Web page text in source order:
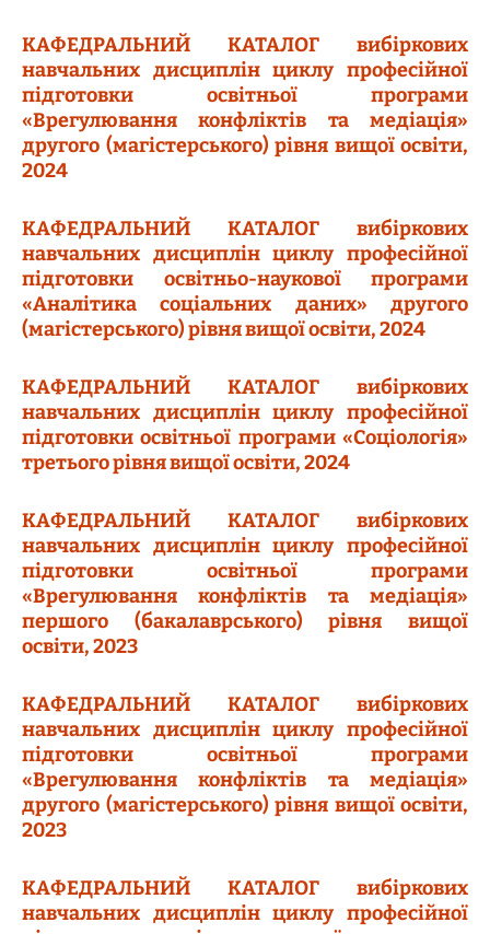
КАФЕДРАЛЬНИЙ КАТАЛОГ вибіркових
навчальних дисциплін циклу професійної
підготовки освітньої програми
«Врегулювання конфліктів та медіація»
другого (магістерського) рівня вищої освіти,
2024
КАФЕДРАЛЬНИЙ КАТАЛОГ вибіркових
навчальних дисциплін циклу професійної
підготовки освітньо-наукової програми
«Аналітика соціальних даних» другого
(магістерського) рівня вищої освіти, 2024
КАФЕДРАЛЬНИЙ КАТАЛОГ вибіркових
навчальних дисциплін циклу професійної
підготовки освітньої програми «Соціологія»
третього рівня вищої освіти, 2024
КАФЕДРАЛЬНИЙ КАТАЛОГ вибіркових
навчальних дисциплін циклу професійної
підготовки освітньої програми
«Врегулювання конфліктів та медіація»
першого (бакалаврського) рівня вищої
освіти, 2023
КАФЕДРАЛЬНИЙ КАТАЛОГ вибіркових
навчальних дисциплін циклу професійної
підготовки освітньої програми
«Врегулювання конфліктів та медіація»
другого (магістерського) рівня вищої освіти,
2023
КАФЕДРАЛЬНИЙ КАТАЛОГ вибіркових
навчальних дисциплін циклу професійної